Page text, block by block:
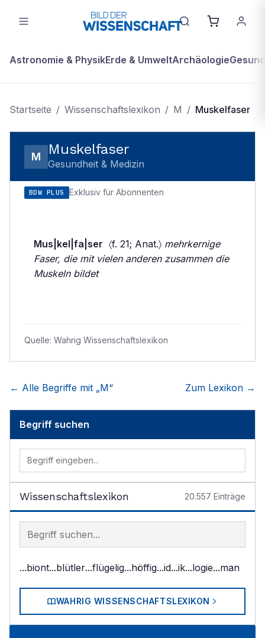
Astronomie & PhysikErde & UmweltArchäologie
Startseite / Wissenschaftslexikon / M / Muskelfaser
M Muskelfaser
Gesundheit & Medizin
BDW PLUS Exklusiv für Abonnenten
Mus|kel|fa|ser 〈f. 21; Anat.〉 mehrkernige
Faser, die mit vielen anderen zusammen die
Muskeln bildet
Quelle: Wahrig Wissenschaftslexikon
← Alle Begriffe mit „M“ Zum Lexikon →
Begriff suchen
Wissenschaftslexikon 20.557 Einträge
Begriff im Lexikon suchen
...biont...blütler...flügelig...höffig...id...ik...logie...man
WAHRIG WISSENSCHAFTSLEXIKON